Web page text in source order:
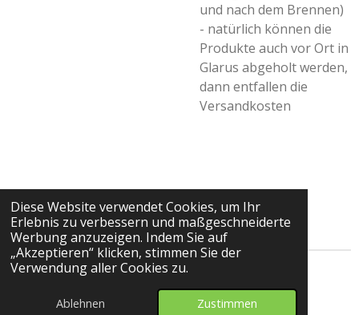
Diese Website verwendet Cookies, um Ihr
Erlebnis zu verbessern und maßgeschneiderte
Werbung anzuzeigen. Indem Sie auf
„Akzeptieren“ klicken, stimmen Sie der
Verwendung aller Cookies zu.
Ablehnen Zustimmen
und nach dem Brennen)
- natürlich können die
Produkte auch vor Ort in
Glarus abgeholt werden,
dann entfallen die
Versandkosten
© 2024 - 2026 sylart Keramik bemalen
Mit Unterstützung von Webador